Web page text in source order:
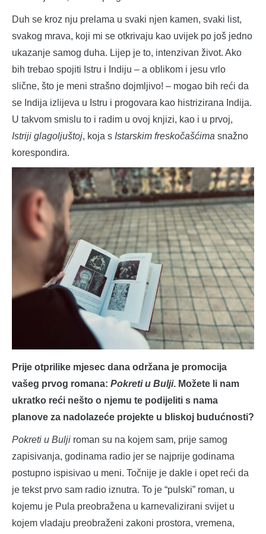
Duh se kroz nju prelama u svaki njen kamen, svaki list,
svakog mrava, koji mi se otkrivaju kao uvijek po još jedno
ukazanje samog duha. Lijep je to, intenzivan život. Ako
bih trebao spojiti Istru i Indiju ‒ a oblikom i jesu vrlo
slične, što je meni strašno dojmljivo! ‒ mogao bih reći da
se Indija izlijeva u Istru i progovara kao histrizirana Indija.
U takvom smislu to i radim u ovoj knjizi, kao i u prvoj,
Istriji glagoljuštoj, koja s Istarskim freskočašćima snažno
korespondira.
Prije otprilike mjesec dana održana je promocija
vašeg prvog romana: Pokreti u Bulji. Možete li nam
ukratko reći nešto o njemu te podijeliti s nama
planove za nadolazeće projekte u bliskoj budućnosti?
Pokreti u Bulji roman su na kojem sam, prije samog
zapisivanja, godinama radio jer se najprije godinama
postupno ispisivao u meni. Točnije je dakle i opet reći da
je tekst prvo sam radio iznutra. To je “pulski” roman, u
kojemu je Pula preobražena u karnevalizirani svijet u
kojem vladaju preobraženi zakoni prostora, vremena,